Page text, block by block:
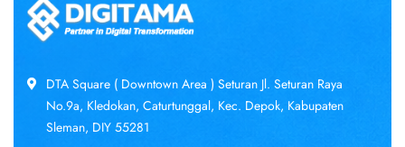
DTA Square ( Downtown Area ) Seturan Jl. Seturan Raya
No.9a, Kledokan, Caturtunggal, Kec. Depok, Kabupaten
Sleman, DIY 55281